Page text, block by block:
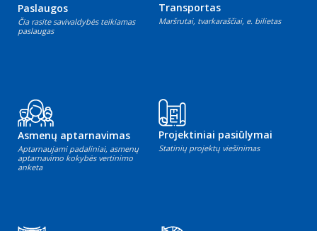
Paslaugos
Čia rasite savivaldybės teikiamas
paslaugas
Transportas
Maršrutai, tvarkaraščiai, e. bilietas
Asmenų aptarnavimas
Aptarnaujami padaliniai, asmenų
aptarnavimo kokybės vertinimo
anketa
Projektiniai pasiūlymai
Statinių projektų viešinimas